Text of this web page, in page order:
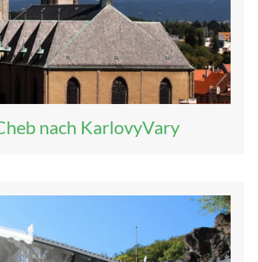
nach KarlovyVary